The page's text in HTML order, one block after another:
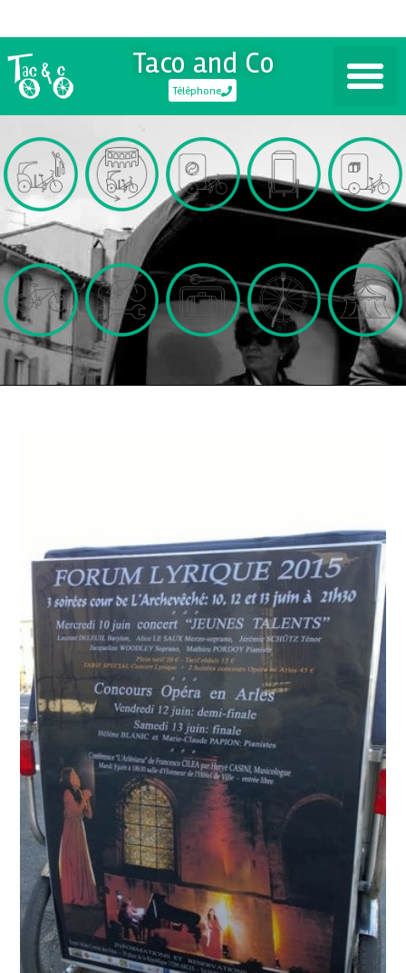
Taco and Co
Téléphone